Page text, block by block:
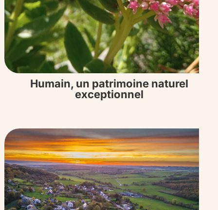
Humain, un patrimoine naturel
exceptionnel